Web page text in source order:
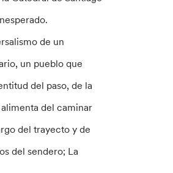
de un
un pueblo que
del paso, de la
del caminar
del trayecto y de
del sendero; La